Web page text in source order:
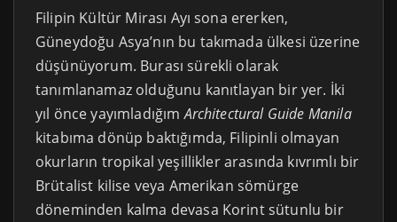
Filipin Kültür Mirası Ayı sona ererken,
Güneydoğu Asya’nın bu takımada ülkesi üzerine
düşünüyorum. Burası sürekli olarak
tanımlanamaz olduğunu kanıtlayan bir yer. İki
yıl önce yayımladığımArchitectural Guide Manila
kitabıma dönüp baktığımda, Filipinli olmayan
okurların tropikal yeşillikler arasında kıvrımlı bir
Brütalist kilise veya Amerikan sömürge
döneminden kalma devasa Korint sütunlu bir